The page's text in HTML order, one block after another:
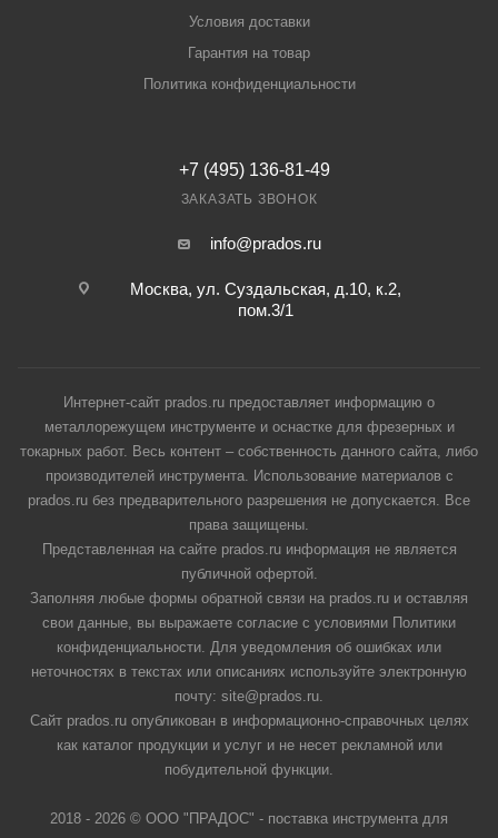
Условия доставки
Гарантия на товар
Политика конфиденциальности
+7 (495) 136-81-49
ЗАКАЗАТЬ ЗВОНОК
info@prados.ru
Москва, ул. Суздальская, д.10, к.2,
пом.3/1
Интернет-сайт prados.ru предоставляет информацию о
металлорежущем инструменте и оснастке для фрезерных и
токарных работ. Весь контент – собственность данного сайта, либо
производителей инструмента. Использование материалов с
prados.ru без предварительного разрешения не допускается. Все
права защищены.
Представленная на сайте prados.ru информация не является
публичной офертой.
Заполняя любые формы обратной связи на prados.ru и оставляя
свои данные, вы выражаете согласие с условиями Политики
конфиденциальности. Для уведомления об ошибках или
неточностях в текстах или описаниях используйте электронную
почту: site@prados.ru.
Сайт prados.ru опубликован в информационно-справочных целях
как каталог продукции и услуг и не несет рекламной или
побудительной функции.
2018 - 2026 © ООО "ПРАДОС" - поставка инструмента для